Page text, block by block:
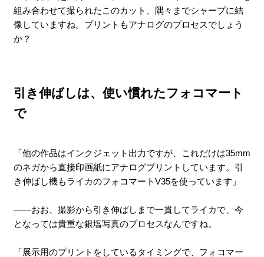
組み合わせて撮られたこのカット、隅々までシャープに結
像していますね。プリントもアナログのプロセスでしょう
か？
引き伸ばしは、使い慣れたフォコマート
で
「他の作品はインクジェット出力ですが、これだけは35mm
のネガから直接印画紙にアナログプリントしています。引
き伸ばし機もライカのフォコマートV35を使っています」
――おお、撮影から引き伸ばしまで一貫してライカで、今
となっては貴重な銀塩写真のプロセスなんですね。
「展示用のプリントをしているタイミングで、フォコマー